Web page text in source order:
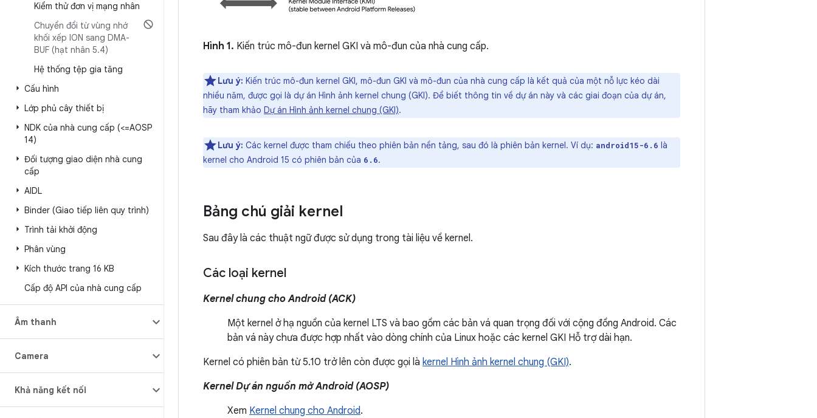
Kiểm thử đơn vị mạng nhân
Chuyển đổi từ vùng nhớ
khối xếp ION sang DMA-
BUF (hạt nhân 5.4)
Hệ thống tệp gia tăng
Cấu hình
Lớp phủ cây thiết bị
NDK của nhà cung cấp (<=AOSP
14)
Đối tượng giao diện nhà cung
cấp
AIDL
Binder (Giao tiếp liên quy trình)
Trình tải khởi động
Phân vùng
Kích thước trang 16 KB
Cấp độ API của nhà cung cấp
Âm thanh
Camera
Khả năng kết nối
Hình 1. Kiến trúc mô-đun kernel GKI và mô-đun của nhà cung cấp.
Lưu ý: Kiến trúc mô-đun kernel GKI, mô-đun GKI và mô-đun của nhà cung cấp là kết quả của một nỗ lực kéo dài
nhiều năm, được gọi là dự án Hình ảnh kernel chung (GKI). Để biết thông tin về dự án này và các giai đoạn của dự án,
hãy tham khảo Dự án Hình ảnh kernel chung (GKI).
Lưu ý: Các kernel được tham chiếu theo phiên bản nền tảng, sau đó là phiên bản kernel. Ví dụ: android15-6.6 là
kernel cho Android 15 có phiên bản của 6.6.
Bảng chú giải kernel
Sau đây là các thuật ngữ được sử dụng trong tài liệu về kernel.
Các loại kernel
Kernel chung cho Android (ACK)
Một kernel ở hạ nguồn của kernel LTS và bao gồm các bản vá quan trọng đối với cộng đồng Android. Các
bản vá này chưa được hợp nhất vào dòng chính của Linux hoặc các kernel GKI Hỗ trợ dài hạn.
Kernel có phiên bản từ 5.10 trở lên còn được gọi là kernel Hình ảnh kernel chung (GKI).
Kernel Dự án nguồn mở Android (AOSP)
Xem Kernel chung cho Android.